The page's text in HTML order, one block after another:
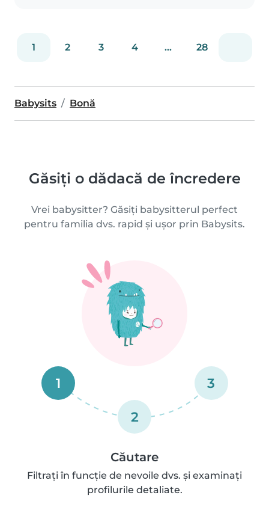
1 2 3 4 ... 28
Babysits Bonă
Găsiți o dădacă de încredere
Vrei babysitter? Găsiți babysitterul perfect
pentru familia dvs. rapid și ușor prin Babysits.
1
2
3
Căutare
Filtrați în funcție de nevoile dvs. și examinați
profilurile detaliate.